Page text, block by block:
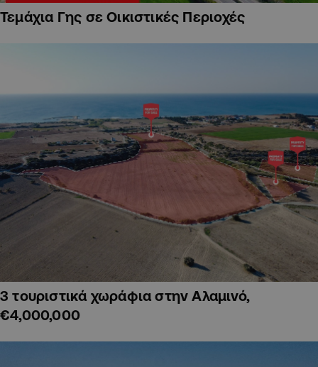
Τεμάχια Γης σε Οικιστικές Περιοχές
3 τουριστικά χωράφια στην Αλαμινό,
€4,000,000